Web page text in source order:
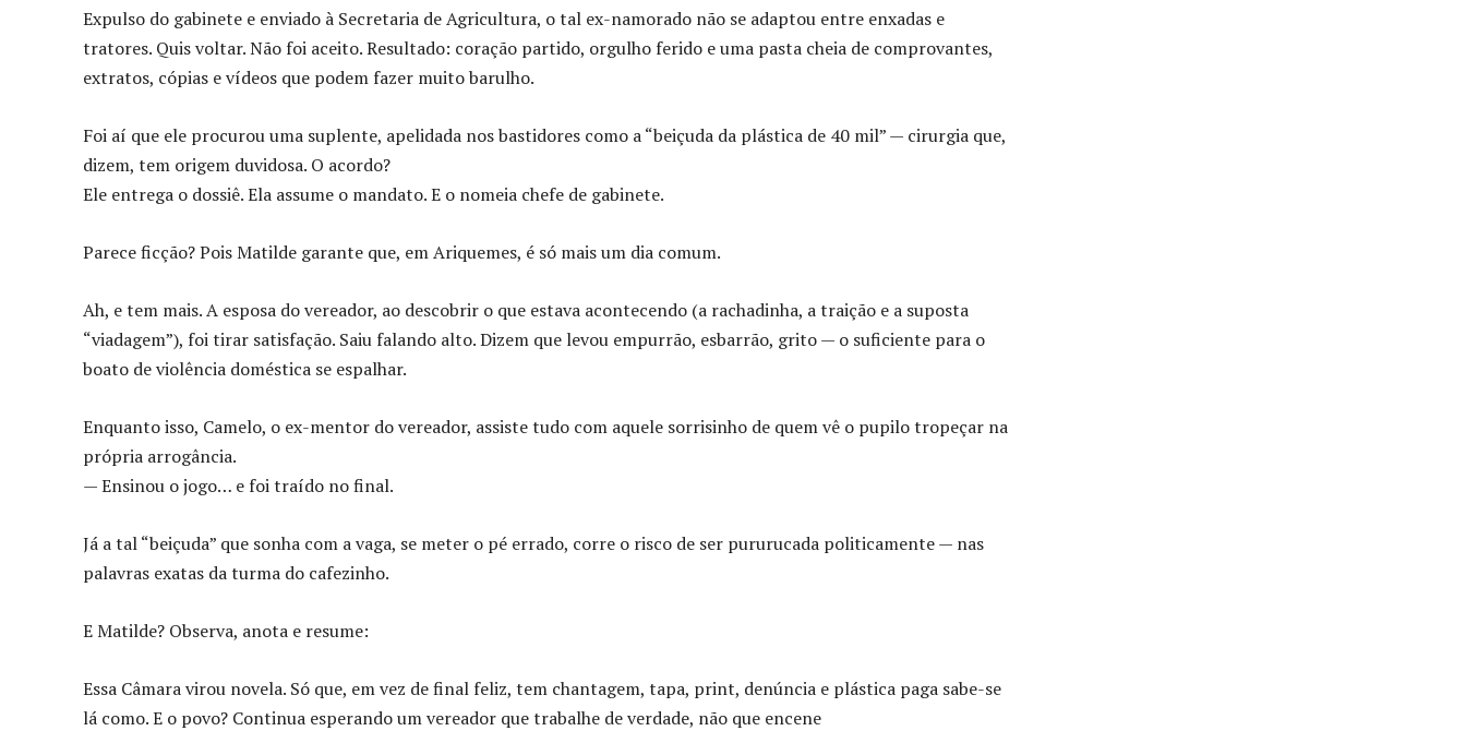
Expulso do gabinete e enviado à Secretaria de Agricultura, o tal ex-namorado não se adaptou entre enxadas e
tratores. Quis voltar. Não foi aceito. Resultado: coração partido, orgulho ferido e uma pasta cheia de comprovantes,
extratos, cópias e vídeos que podem fazer muito barulho.
Foi aí que ele procurou uma suplente, apelidada nos bastidores como a “beiçuda da plástica de 40 mil” — cirurgia que,
dizem, tem origem duvidosa. O acordo?
Ele entrega o dossiê. Ela assume o mandato. E o nomeia chefe de gabinete.
Parece ficção? Pois Matilde garante que, em Ariquemes, é só mais um dia comum.
Ah, e tem mais. A esposa do vereador, ao descobrir o que estava acontecendo (a rachadinha, a traição e a suposta
“viadagem”), foi tirar satisfação. Saiu falando alto. Dizem que levou empurrão, esbarrão, grito — o suficiente para o
boato de violência doméstica se espalhar.
Enquanto isso, Camelo, o ex-mentor do vereador, assiste tudo com aquele sorrisinho de quem vê o pupilo tropeçar na
própria arrogância.
— Ensinou o jogo… e foi traído no final.
Já a tal “beiçuda” que sonha com a vaga, se meter o pé errado, corre o risco de ser pururucada politicamente — nas
palavras exatas da turma do cafezinho.
E Matilde? Observa, anota e resume:
Essa Câmara virou novela. Só que, em vez de final feliz, tem chantagem, tapa, print, denúncia e plástica paga sabe-se
lá como. E o povo? Continua esperando um vereador que trabalhe de verdade, não que encene